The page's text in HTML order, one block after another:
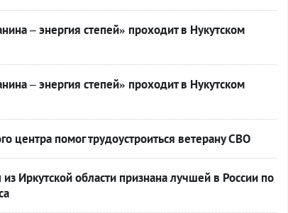
– энергия степей» проходит в Нукутском
– энергия степей» проходит в Нукутском
центра помог трудоустроиться ветерану СВО
Иркутской области признана лучшей в России по